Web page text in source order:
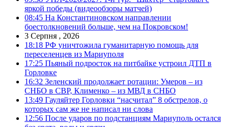
яркой победы (видеообзоры матчей)
08:45 На Константиновском направлении
боестолкновений больше, чем на Покровском!
3 Серпня , 2026
18:18 РФ уничтожила гуманитарную помощь для
переселенцев из Мариуполя
17:25 Пьяный подросток на питбайке устроил ДТП в
Горловке
16:32 Зеленский продолжает ротации: Умеров – из
СНБО в СВР, Клименко – из МВД в СНБО
13:49 Гауляйтер Горловки “насчитал” 8 обстрелов, о
которых сам же не написал ни слова
12:56 После ударов по подстанциям Мариуполь остался